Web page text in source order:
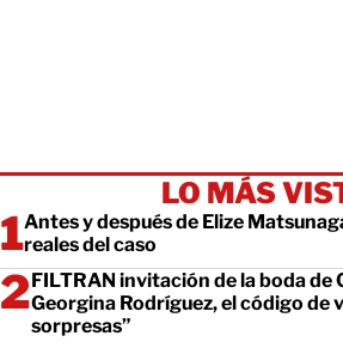
LO MÁS
Antes y después de Elize
reales del caso
FILTRAN invitación de la boda de
Georgina Rodríguez, el código de
sorpresas”